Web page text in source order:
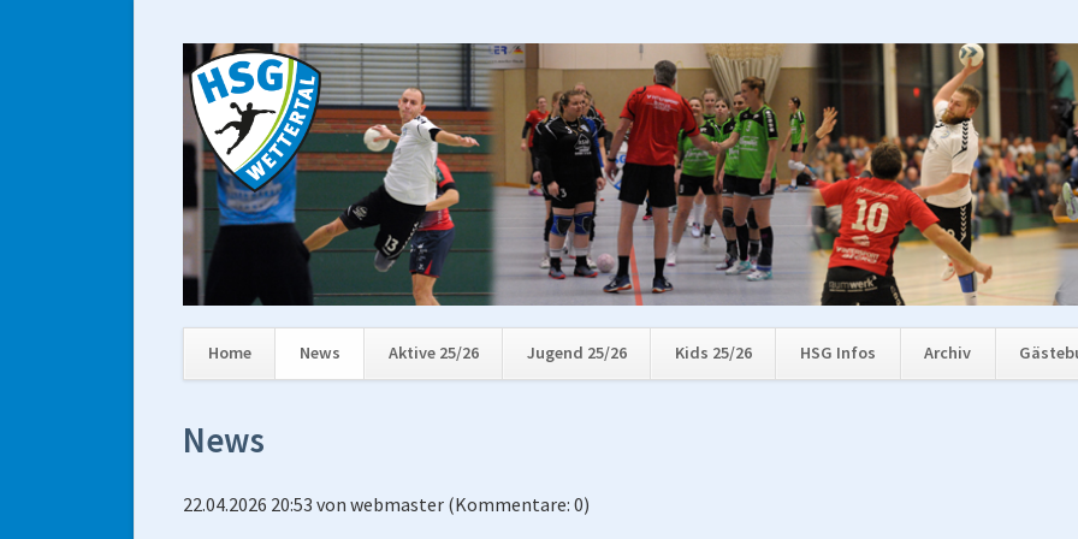
Home News Aktive 25/26 Jugend 25/26 Kids 25/26 HSG Infos Archiv
News
22.04.2026 20:53 von webmaster (Kommentare: 0)